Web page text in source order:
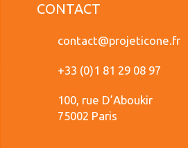
CONTACT
contact@projeticone.fr
+33 (0)1 81 29 08 97
100, rue D’Aboukir
75002 Paris